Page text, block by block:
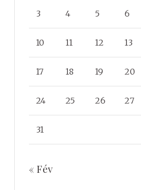
3 4 5 6
10 11 12 13
17 18 19 20
24 25 26 27
31
« Fév